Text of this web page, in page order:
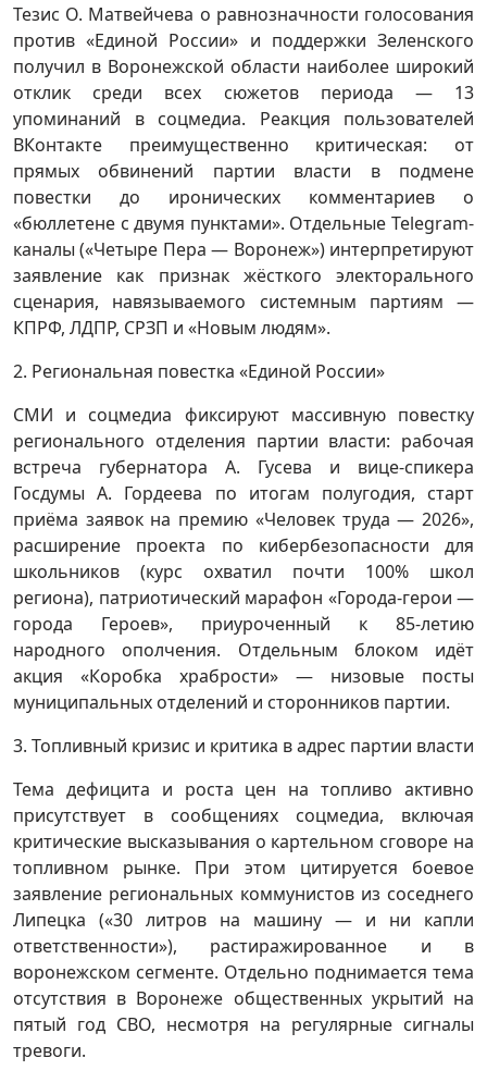
Тезис О. Матвейчева о равнозначности голосования
против «Единой России» и поддержки Зеленского
получил в Воронежской области наиболее широкий
отклик среди всех сюжетов периода — 13
упоминаний в соцмедиа. Реакция пользователей
ВКонтакте преимущественно критическая: от
прямых обвинений партии власти в подмене
повестки до иронических комментариев о
«бюллетене с двумя пунктами». Отдельные Telegram-
каналы («Четыре Пера — Воронеж») интерпретируют
заявление как признак жёсткого электорального
сценария, навязываемого системным партиям —
КПРФ, ЛДПР, СРЗП и «Новым людям».
2. Региональная повестка «Единой России»
СМИ и соцмедиа фиксируют массивную повестку
регионального отделения партии власти: рабочая
встреча губернатора А. Гусева и вице-спикера
Госдумы А. Гордеева по итогам полугодия, старт
приёма заявок на премию «Человек труда — 2026»,
расширение проекта по кибербезопасности для
школьников (курс охватил почти 100% школ
региона), патриотический марафон «Города-герои —
города Героев», приуроченный к 85-летию
народного ополчения. Отдельным блоком идёт
акция «Коробка храбрости» — низовые посты
муниципальных отделений и сторонников партии.
3. Топливный кризис и критика в адрес партии власти
Тема дефицита и роста цен на топливо активно
присутствует в сообщениях соцмедиа, включая
критические высказывания о картельном сговоре на
топливном рынке. При этом цитируется боевое
заявление региональных коммунистов из соседнего
Липецка («30 литров на машину — и ни капли
ответственности»), растиражированное и в
воронежском сегменте. Отдельно поднимается тема
отсутствия в Воронеже общественных укрытий на
пятый год СВО, несмотря на регулярные сигналы
тревоги.